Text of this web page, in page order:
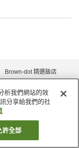
Brown-dot 精選飯店
析我們網站的效
分享給我們的社
許全部